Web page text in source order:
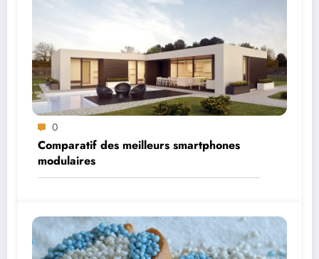
0
Comparatif des meilleurs smartphones
modulaires